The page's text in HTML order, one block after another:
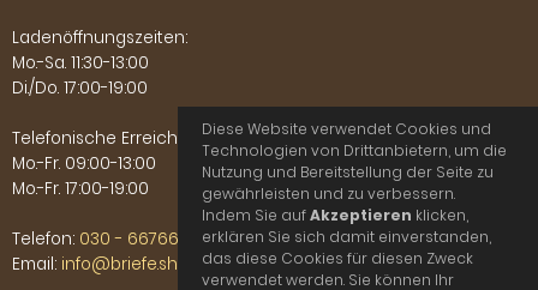
Ladenöffnungszeiten:
Mo.-Sa. 11:30-13:00
Di./Do. 17:00-19:00
Telefonische Erreichbarkeit:
Mo.-Fr. 09:00-13:00
Mo.-Fr. 17:00-19:00
Telefon: 030 - 66766702
Email: info@briefe.shop
Diese Website verwendet Cookies und
Technologien von Drittanbietern, um die
Nutzung und Bereitstellung der Seite zu
gewährleisten und zu verbessern.
Indem Sie aufAkzeptieren klicken,
erklären Sie sich damit einverstanden,
das diese Cookies für diesen Zweck
verwendet werden. Sie können Ihr